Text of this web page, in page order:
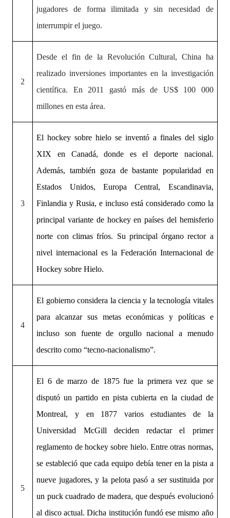
jugadores de forma ilimitada y sin necesidad de
interrumpir el juego.
2
Desde el fin de la Revolución Cultural, China ha
realizado inversiones importantes en la investigación
científica. ​En 2011 gastó más de US$ 100 000
millones en esta área.
3
El hockey sobre hielo se inventó a finales del siglo
XIX en Canadá, donde es el deporte nacional.
Además, también goza de bastante popularidad en
Estados Unidos, Europa Central, Escandinavia,
Finlandia y Rusia, e incluso está considerado como la
principal variante de hockey en países del hemisferio
norte con climas fríos. Su principal órgano rector a
nivel internacional es la Federación Internacional de
Hockey sobre Hielo.
4
El gobierno considera la ciencia y la tecnología vitales
para alcanzar sus metas económicas y políticas e
incluso son fuente de orgullo nacional a menudo
descrito como “tecno-nacionalismo”.
5
El 6 de marzo de 1875 fue la primera vez que se
disputó un partido en pista cubierta en la ciudad de
Montreal, y en 1877 varios estudiantes de la
Universidad McGill deciden redactar el primer
reglamento de hockey sobre hielo. Entre otras normas,
se estableció que cada equipo debía tener en la pista a
nueve jugadores, y la pelota pasó a ser sustituida por
un puck cuadrado de madera, que después evolucionó
al disco actual. Dicha institución fundó ese mismo año